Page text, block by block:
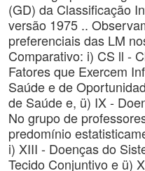
(GD) da Classificação
versão 1975 ..
preferenciais das LM
Comparativo: i) CS ll -
Fatores que Exercem
Saúde e de
de Saúde e, ü) IX -
No grupo de
predomínio
i) XIII - Doenças do
Tecido Conjuntivo e ü)